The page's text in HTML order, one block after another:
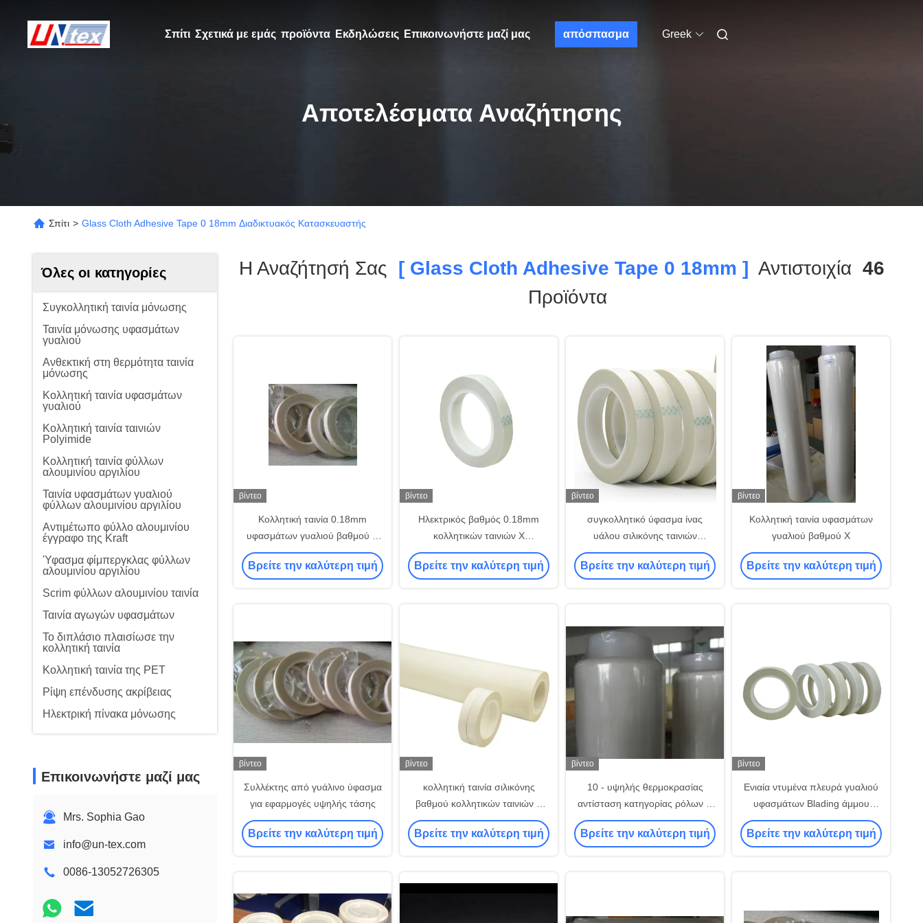
Σπίτι Σχετικά με εμάς προϊόντα Εκδηλώσεις Επικοινωνήστε μαζί μας απόσπασμα Greek
Αποτελέσματα Αναζήτησης
Σπίτι > Glass Cloth Adhesive Tape 0 18mm Διαδικτυακός Κατασκευαστής
Όλες οι κατηγορίες
Συγκολλητική ταινία μόνωσης
Ταινία μόνωσης υφασμάτων
γυαλιού
Ανθεκτική στη θερμότητα ταινία
μόνωσης
Κολλητική ταινία υφασμάτων
γυαλιού
Κολλητική ταινία ταινιών
Polyimide
Κολλητική ταινία φύλλων
αλουμινίου αργιλίου
Ταινία υφασμάτων γυαλιού
φύλλων αλουμινίου αργιλίου
Αντιμέτωπο φύλλο αλουμινίου
έγγραφο της Kraft
Ύφασμα φίμπεργκλας φύλλων
αλουμινίου αργιλίου
Scrim φύλλων αλουμινίου ταινία
Ταινία αγωγών υφασμάτων
Το διπλάσιο πλαισίωσε την
κολλητική ταινία
Κολλητική ταινία της PET
Ρίψη επένδυσης ακρίβειας
Ηλεκτρική πίνακα μόνωσης
Επικοινωνήστε μαζί μας
Mrs. Sophia Gao
info@un-tex.com
0086-13052726305
Η Αναζήτησή Σας [ Glass Cloth Adhesive Tape 0 18mm ] Αντιστοιχία 46
Προϊόντα
βίντεο
Κολλητική ταινία 0.18mm
υφασμάτων γυαλιού βαθμού Χ
ηλεκτρική μόνωση
Βρείτε την καλύτερη τιμή
βίντεο
Ηλεκτρικός βαθμός 0.18mm
κολλητικών ταινιών Χ
υφασμάτων γυαλιού μόνωσης
Βρείτε την καλύτερη τιμή
βίντεο
συγκολλητικό ύφασμα ίνας
υάλου σιλικόνης ταινιών
κολλητικών ταινιών υφασμάτων
γυαλιού 0.12mm
Βρείτε την καλύτερη τιμή
βίντεο
Κολλητική ταινία υφασμάτων
γυαλιού βαθμού Χ
Βρείτε την καλύτερη τιμή
βίντεο
Συλλέκτης από γυάλινο ύφασμα
για εφαρμογές υψηλής τάσης
Βρείτε την καλύτερη τιμή
βίντεο
κολλητική ταινία σιλικόνης
βαθμού κολλητικών ταινιών Χ
υφασμάτων γυαλιού 0.18mm
Βρείτε την καλύτερη τιμή
βίντεο
10 - υψηλής θερμοκρασίας
αντίσταση κατηγορίας ρόλων Χ
κολλητικών ταινιών υφασμάτων
γυαλιού πλάτους 500mm
Βρείτε την καλύτερη τιμή
βίντεο
Ενιαία ντυμένα πλευρά γυαλιού
υφασμάτων Blading άμμου
κολλητικών ταινιών αυτοκόλλητα
Βρείτε την καλύτερη τιμή